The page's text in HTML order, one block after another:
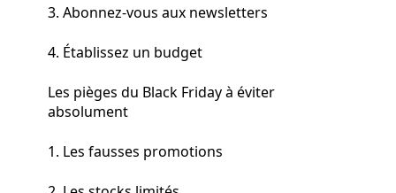
3. Abonnez-vous aux newsletters
4. Établissez un budget
Les pièges du Black Friday à éviter
absolument
1. Les fausses promotions